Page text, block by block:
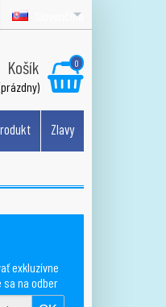
Slovenčina
Košík 0
Zlavy
exkluzívne
sa na odber